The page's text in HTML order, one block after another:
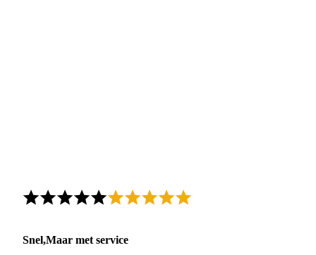
Snel,Maar met service